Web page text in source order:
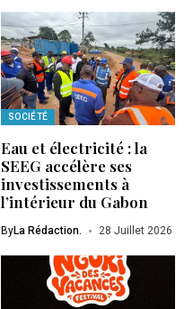
SOCIÉTÉ
Eau et électricité : la
SEEG accélère ses
investissements à
l’intérieur du Gabon
ByLa Rédaction. 28 Juillet 2026